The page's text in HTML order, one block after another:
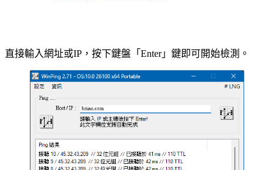
直接輸入網址或IP，按下鍵盤「Enter」鍵即可開始檢測。